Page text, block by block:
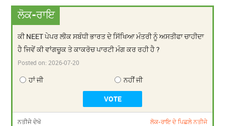
ਲੋਕ-ਰਾਇ
ਕੀ NEET ਪੇਪਰ ਲੀਕ ਸਬੰਧੀ ਭਾਰਤ ਦੇ ਸਿੱਖਿਆ ਮੰਤਰੀ ਨੂੰ ਅਸਤੀਫਾ ਚਾਹੀਦਾ
ਹੈ ਜਿਵੇਂ ਕੀ ਵਾਂਗਚੂਕ ਤੇ ਕਾਕਰੋਚ ਪਾਰਟੀ ਮੰਗ ਕਰ ਰਹੀ ਹੈ ?
Posted on:2026-07-20
ਹਾਂ ਜੀ ਨਹੀਂ ਜੀ
ਨਤੀਜੇ ਦੇਖੋ ਲੋਕ-ਰਾਇ ਦੇ ਪਿਛਲੇ ਨਤੀਜੇ